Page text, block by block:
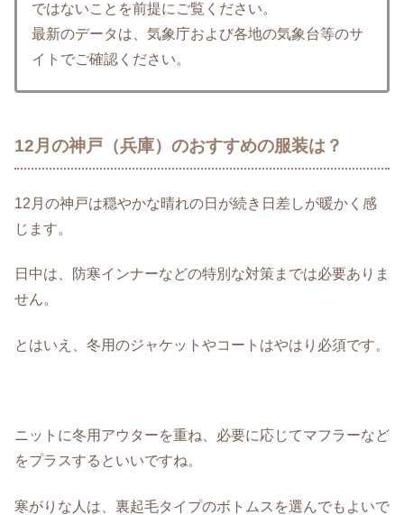
ではないことを前提にご覧ください。
最新のデータは、気象庁および各地の気象台等のサ
イトでご確認ください。
12月の神戸（兵庫）のおすすめの服装は？
12月の神戸は穏やかな晴れの日が続き日差しが暖かく感
じます。
日中は、防寒インナーなどの特別な対策までは必要ありま
せん。
とはいえ、冬用のジャケットやコートはやはり必須です。
ニットに冬用アウターを重ね、必要に応じてマフラーなど
をプラスするといいですね。
寒がりな人は、裏起毛タイプのボトムスを選んでもよいで